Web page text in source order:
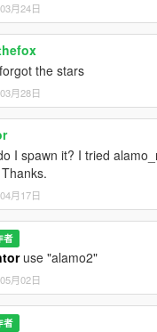
月24日
the stars
月28日
I spawn it? I tried
月17日
者
use "alamo2"
月02日
者